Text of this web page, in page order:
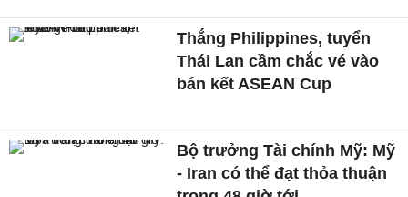
Thắng Philippines, tuyển
Thái Lan cầm chắc vé vào
bán kết ASEAN Cup
Bộ trưởng Tài chính Mỹ: Mỹ
- Iran có thể đạt thỏa thuận